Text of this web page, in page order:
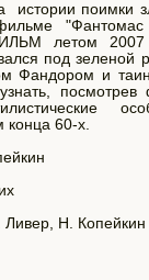
истории поимки
летом
под зеленой
Фандором и
конца 60-х.
Ливер, Н. Копейкин